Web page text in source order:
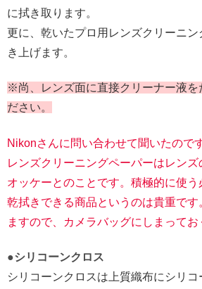
に拭き取ります。
更に、乾いたプロ用レンズクリーニ
き上げます。
※尚、レンズ面に直接クリーナー液を
ださい。
Nikonさんに問い合わせて聞いたので
レンズクリーニングペーパーはレンズ
オッケーとのことです。積極的に使う
乾拭きできる商品というのは貴重です
ますので、カメラバッグにしまって
●シリコーンクロス
シリコーンクロスは上質織布にシリ